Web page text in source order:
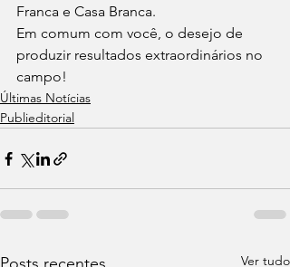
Franca e Casa Branca.
Em comum com você, o desejo de
produzir resultados extraordinários no
campo!
Últimas Notícias
Publieditorial
Ver tudo